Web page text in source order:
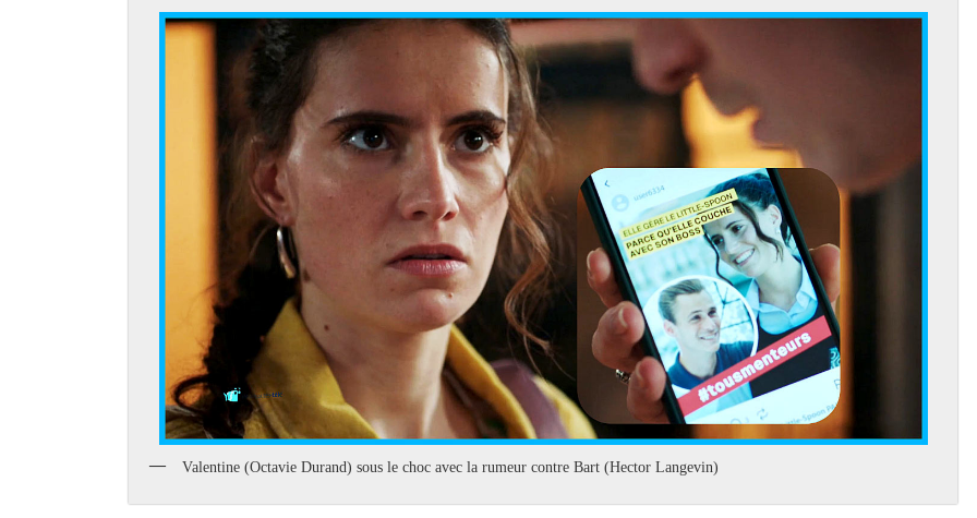
Valentine (Octavie Durand) sous le choc avec la rumeur contre Bart (Hector Langevin)